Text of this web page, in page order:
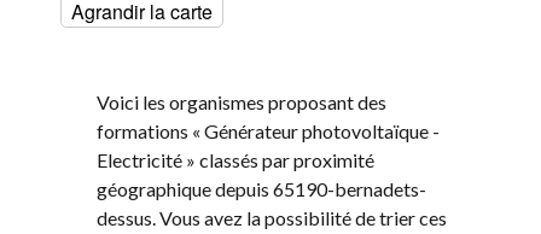
Agrandir la carte
Voici les organismes proposant des
formations « Générateur photovoltaïque -
Electricité » classés par proximité
géographique depuis 65190-bernadets-
dessus. Vous avez la possibilité de trier ces